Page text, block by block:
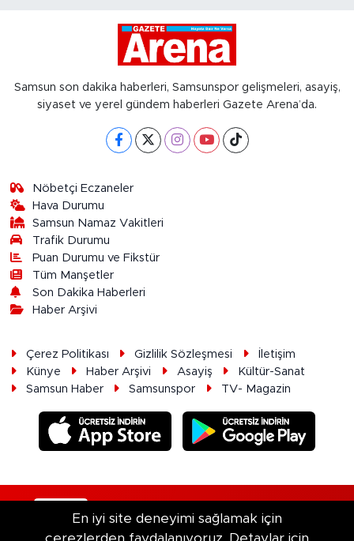
Samsun son dakika haberleri, Samsunspor gelişmeleri, asayiş,
siyaset ve yerel gündem haberleri Gazete Arena’da.
Nöbetçi Eczaneler
Hava Durumu
Samsun Namaz Vakitleri
Trafik Durumu
Puan Durumu ve Fikstür
Tüm Manşetler
Son Dakika Haberleri
Haber Arşivi
Çerez Politikası Gizlilik Sözleşmesi
İletişim
Künye
Haber Arşivi Asayiş
Kültür-Sanat
Samsun Haber
Samsunspor TV- Magazin
En iyi site deneyimi sağlamak için
çerezlerden faydalanıyoruz. Detaylar için